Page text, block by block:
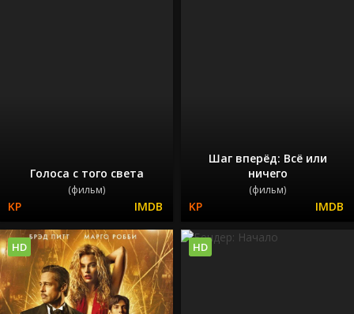
Голоса с того света
(фильм)
Шаг вперёд: Всё или
ничего
(фильм)
HD HD